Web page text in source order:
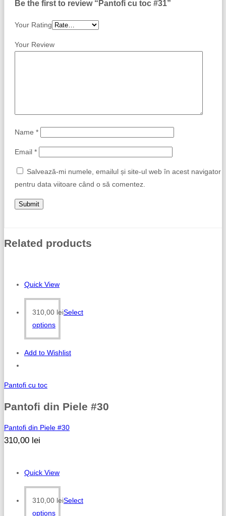
Be the first to review “Pantofi cu toc #31”
Your Rating
Your Review
Name *
Email *
Salvează-mi numele, emailul și site-ul web în acest navigator
pentru data viitoare când o să comentez.
Related products
Quick View
310,00 leiSelect
options
Add to Wishlist
Pantofi cu toc
Pantofi din Piele #30
Pantofi din Piele #30
310,00 lei
Quick View
310,00 leiSelect
options